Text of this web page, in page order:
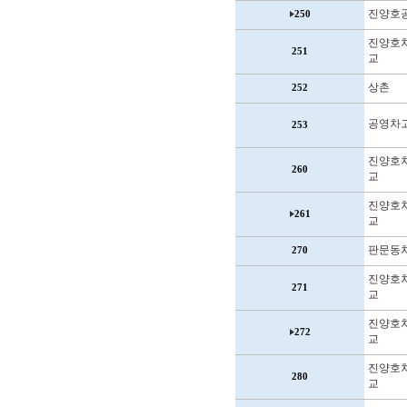
250 진양호
251
진양호
교
252 상촌
253 공영차
260
진양호
교
261
진양호
교
270 판문동
271
진양호
교
272
진양호
교
280
진양호
교